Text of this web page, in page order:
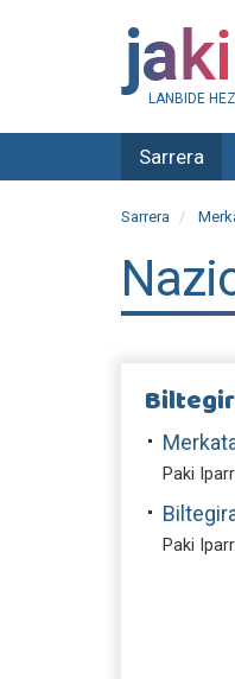
LANBIDE
Sarrera
Sarrera
Paki
Paki